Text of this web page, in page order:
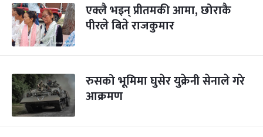
एक्लै भइन् प्रीतमकी आमा, छोराकै
पीरले बिते राजकुमार
रुसको भूमिमा घुसेर युक्रेनी सेनाले गरे
आक्रमण